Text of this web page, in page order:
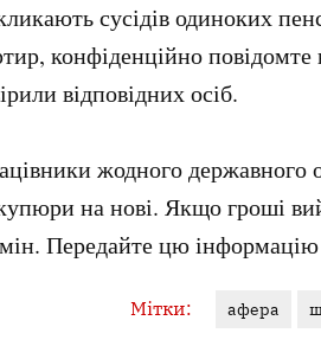
сусідів одиноких
конфіденційно
відповідних осіб.
жодного державного
на нові. Якщо гроші
Передайте цю інформацію
Мітки: афера